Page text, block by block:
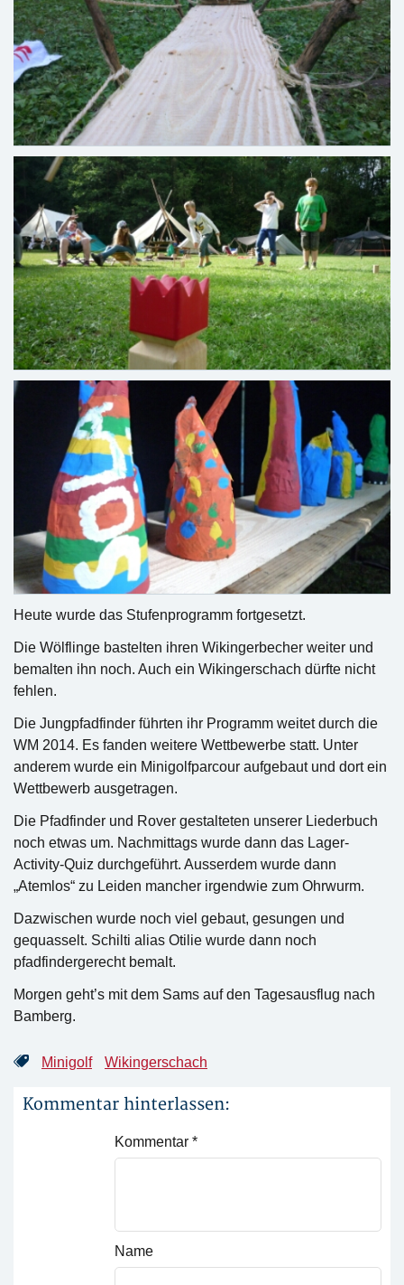
Heute wurde das Stufenprogramm fortgesetzt.
Die Wölflinge bastelten ihren Wikingerbecher weiter und
bemalten ihn noch. Auch ein Wikingerschach dürfte nicht
fehlen.
Die Jungpfadfinder führten ihr Programm weitet durch die
WM 2014. Es fanden weitere Wettbewerbe statt. Unter
anderem wurde ein Minigolfparcour aufgebaut und dort ein
Wettbewerb ausgetragen.
Die Pfadfinder und Rover gestalteten unserer Liederbuch
noch etwas um. Nachmittags wurde dann das Lager-
Activity-Quiz durchgeführt. Ausserdem wurde dann
„Atemlos“ zu Leiden mancher irgendwie zum Ohrwurm.
Dazwischen wurde noch viel gebaut, gesungen und
gequasselt. Schilti alias Otilie wurde dann noch
pfadfindergerecht bemalt.
Morgen geht’s mit dem Sams auf den Tagesausflug nach
Bamberg.
Minigolf Wikingerschach
Kommentar hinterlassen:
Kommentar *
Name